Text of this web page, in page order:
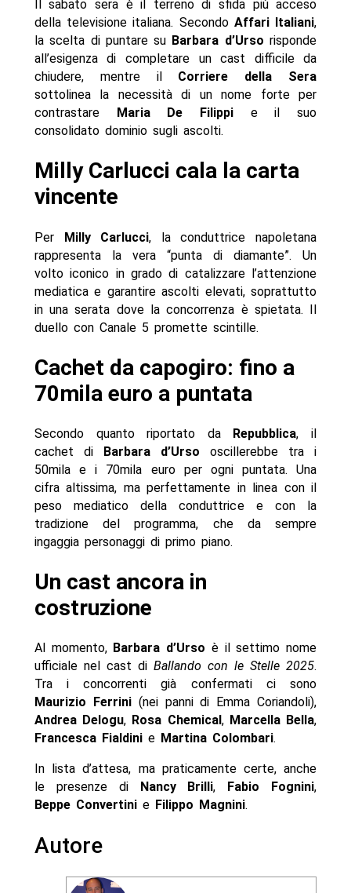
Il sabato sera è il terreno di sfida più acceso
della televisione italiana. Secondo Affari Italiani,
la scelta di puntare su Barbara d’Urso risponde
all’esigenza di completare un cast difficile da
chiudere, mentre il Corriere della Sera
sottolinea la necessità di un nome forte per
contrastare Maria De Filippi e il suo
consolidato dominio sugli ascolti.
Milly Carlucci cala la carta
vincente
Per Milly Carlucci, la conduttrice napoletana
rappresenta la vera “punta di diamante”. Un
volto iconico in grado di catalizzare l’attenzione
mediatica e garantire ascolti elevati, soprattutto
in una serata dove la concorrenza è spietata. Il
duello con Canale 5 promette scintille.
Cachet da capogiro: fino a
70mila euro a puntata
Secondo quanto riportato da Repubblica, il
cachet di Barbara d’Urso oscillerebbe tra i
50mila e i 70mila euro per ogni puntata. Una
cifra altissima, ma perfettamente in linea con il
peso mediatico della conduttrice e con la
tradizione del programma, che da sempre
ingaggia personaggi di primo piano.
Un cast ancora in
costruzione
Al momento, Barbara d’Urso è il settimo nome
ufficiale nel cast di Ballando con le Stelle 2025.
Tra i concorrenti già confermati ci sono
Maurizio Ferrini(nei panni di Emma Coriandoli),
Andrea Delogu, Rosa Chemical , Marcella Bella,
Francesca Fialdinie Martina Colombari.
In lista d’attesa, ma praticamente certe, anche
le presenze di
Nancy Brilli, Fabio Fognini,
Beppe Convertinie Filippo Magnini.
Autore